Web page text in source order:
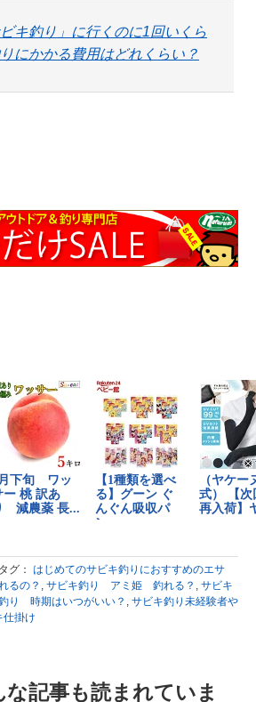
キ釣り」に行くのに1回いくら
にかかる費用はどれくらい？
タグ： はじめてのサビキ釣りにおすすめのエサ
るの？ サビキ釣り アミ姫 釣れる？
サビキ
り 時期はいつがいい？
サビキ釣り未経験者や
仕掛け
な記事も読まれていま